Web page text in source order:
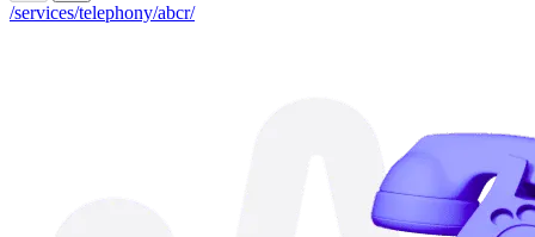
/services/telephony/abcr/